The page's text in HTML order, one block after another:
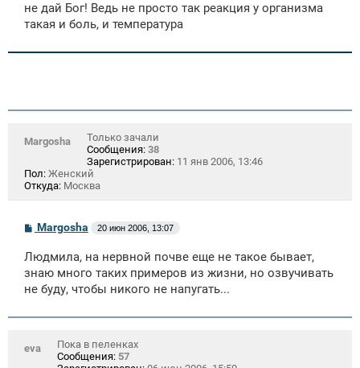
не дай Бог! Ведь не просто так реакция у организма
такая и боль, и температура
Margosha
Только зачали
Сообщения: 38
Зарегистрирован: 11 янв 2006, 13:46
Пол: Женский
Откуда: Москва
С
б
щ
н
е
Margosha 20 июн 2006, 13:07
Людмила, на нервной почве еще не такое бывает,
знаю много таких примеров из жизни, но озвучивать
не буду, чтобы никого не напугать...
eva
Пока в пеленках
Сообщения: 57